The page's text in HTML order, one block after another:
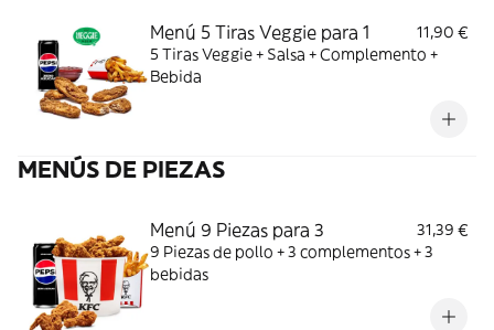
Menú 5 Tiras Veggie para 1
11,90 €
5 Tiras Veggie + Salsa + Complemento +
Bebida
MENÚS DE PIEZAS
Menú 9 Piezas para 3
31,39 €
9 Piezas de pollo + 3 complementos + 3
bebidas